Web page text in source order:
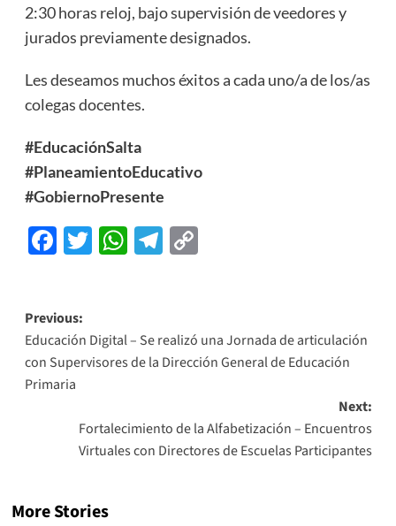
2:30 horas reloj, bajo supervisión de veedores y
jurados previamente designados.
Les deseamos muchos éxitos a cada uno/a de los/as
colegas docentes.
#EducaciónSalta
#PlaneamientoEducativo
#GobiernoPresente
Facebook
Twitter
WhatsApp
Telegram
Copy
Previous:
Educación Digital – Se realizó una Jornada de articulación
con Supervisores de la Dirección General de Educación
Primaria
Next:
Fortalecimiento de la Alfabetización – Encuentros
Virtuales con Directores de Escuelas Participantes
More Stories